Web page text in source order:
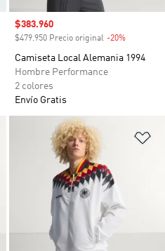
Precio de venta
$383.960
$479.950 Precio original -20%
Camiseta Local Alemania 1994
Hombre Performance
2 colores
Envío Gratis
Añadir a la lista de deseos